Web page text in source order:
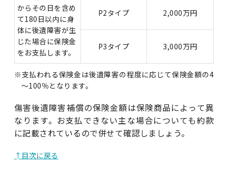
からその日を含め
て180日以内に身
体に後遺障害が生
じた場合に保険金
をお支払します。
P2タイプ 2,000万円
P3タイプ 3,000万円
※支払われる保険金は後遺障害の程度に応じて保険金額の4
～100％となります。
傷害後遺障害補償の保険金額は保険商品によって異
なります。お支払できない主な場合についても約款
に記載されているので併せて確認しましょう。
↑目次に戻る